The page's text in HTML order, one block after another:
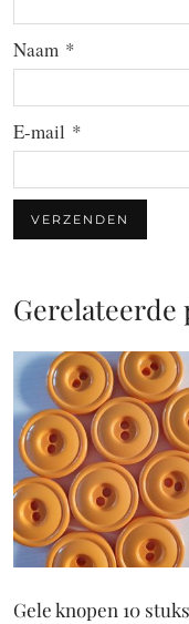
Naam *
E-mail *
Gerelateerde
Gele knopen 10 stuks